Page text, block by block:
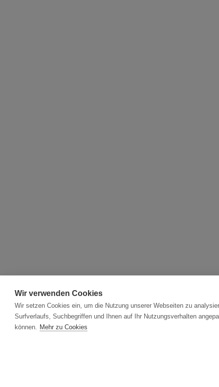
Wir verwenden Cookies
Wir setzen Cookies ein, um die Nutzung unserer Webseiten zu
Surfverlaufs, Suchbegriffen und Ihnen auf Ihr Nutzungsverhalten
können. Mehr zu Cookies